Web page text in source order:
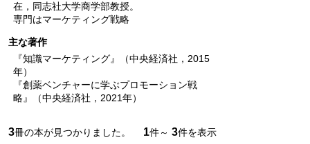
在，同志社大学商学部教授。
専門はマーケティング戦略
主な著作
『知識マーケティング』（中央経済社，2015
年）
『創薬ベンチャーに学ぶプロモーション戦
略』（中央経済社，2021年）
3冊の本が見つかりました。 1件～ 3件を表示